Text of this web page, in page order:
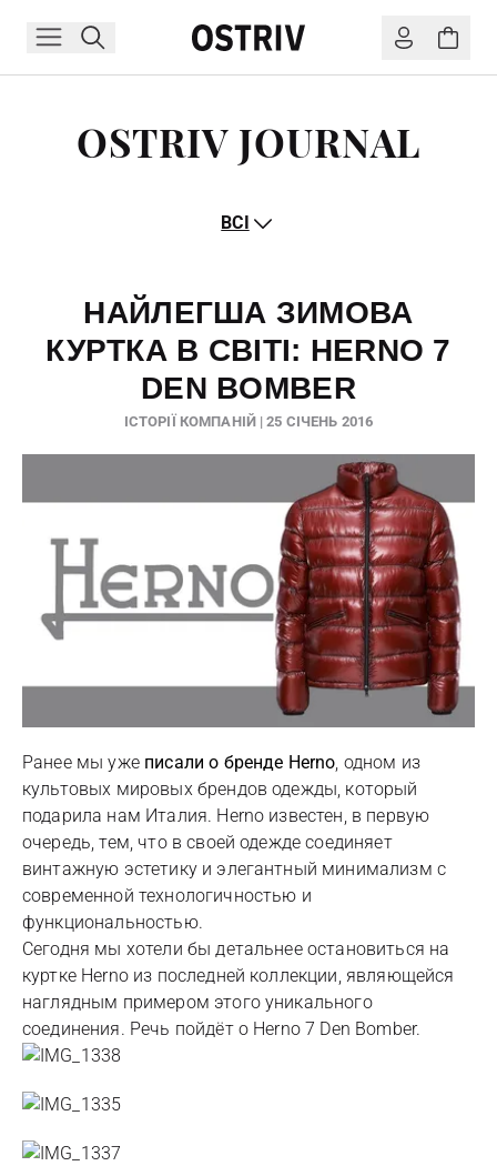
OSTRIV JOURNAL
ВСІ
НАЙЛЕГША ЗИМОВА
КУРТКА В СВІТІ: HERNO 7
DEN BOMBER
ІСТОРІЇ КОМПАНІЙ | 25 СІЧЕНЬ 2016
Ранее мы уже писали о бренде Herno, одном из
культовых мировых брендов одежды, который
подарила нам Италия. Herno известен, в первую
очередь, тем, что в своей одежде соединяет
винтажную эстетику и элегантный минимализм с
современной технологичностью и
функциональностью.
Сегодня мы хотели бы детальнее остановиться на
куртке Herno из последней коллекции, являющейся
наглядным примером этого уникального
соединения. Речь пойдёт о Herno 7 Den Bomber.